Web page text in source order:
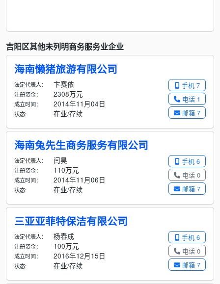
吉阳区其他未列明商务服务业企业
海南懒猪旅游有限公司
手机 7
电话 1
邮箱 7
法定代表人： 卞赛依
注册资金： 2308万元
成立时间： 2014年11月04日
状态: 在业/存续
海南兔先生商务服务有限公司
手机 6
电话 0
邮箱 7
法定代表人： 闫昊
注册资金： 110万元
成立时间： 2014年11月06日
状态: 在业/存续
三亚亚菲特保洁有限公司
手机 6
电话 0
邮箱 7
法定代表人： 杨春成
注册资金： 100万元
成立时间： 2016年12月15日
状态: 在业/存续